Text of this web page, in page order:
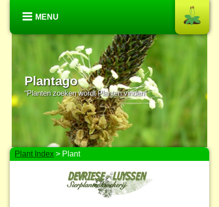
MENU
Plantago
“Planten zoeken wordt Planten vinden”
Plant Index > Plant